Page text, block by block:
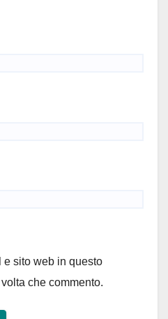
e sito web in questo
che commento.